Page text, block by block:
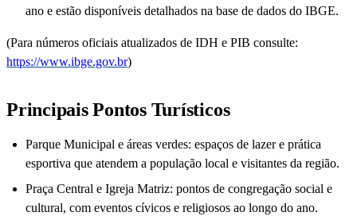
ano e estão disponíveis detalhados na base de dados do IBGE.
(Para números oficiais atualizados de IDH e PIB consulte:
https://www.ibge.gov.br)
Principais Pontos Turísticos
Parque Municipal e áreas verdes: espaços de lazer e prática
esportiva que atendem a população local e visitantes da região.
Praça Central e Igreja Matriz: pontos de congregação social e
cultural, com eventos cívicos e religiosos ao longo do ano.